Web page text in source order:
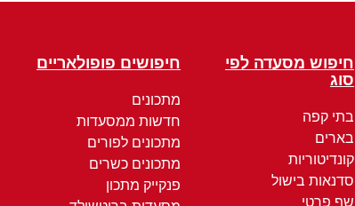
חיפוש מסעדה לפי
סוג
בתי קפה
בארים
קונדיטוריות
סדנאות בישול
שף פרטי
חיפושים פופולאריים
מתכונים
חדשות ממסעדות
מתכונים לפורים
מתכונים כשרים
פנקייק מתכון